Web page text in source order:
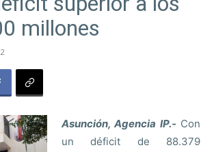
millones
Asunción, Agencia IP.- Con
un déficit de 88.379